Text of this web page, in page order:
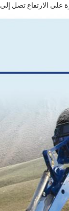
30 درجة وأقل نصف قطر للدوران على المبرح تصل إلى 2691 ملم.